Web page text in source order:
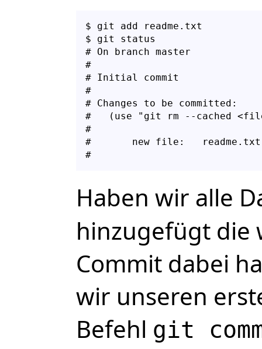
$ git add readme.txt
$ git status
# On branch master
#
# Initial commit
#
# Changes to be committed:
#   (use "git rm --cached
#
#       new file:   readme.txt
Haben wir alle
hinzugefügt die
Commit dabei
wir unseren
Befehl git